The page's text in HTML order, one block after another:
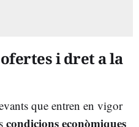
i dret a la
que entren en vigor
condicions econòmiques